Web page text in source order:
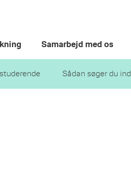
Sådan søger du ind
Samarbejd med os